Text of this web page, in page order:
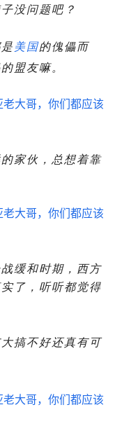
没问题吧？
美国的傀儡而
盟友嘛。
家伙，总想着靠
缓和时期，西方
了，听听都觉得
搞不好还真有可